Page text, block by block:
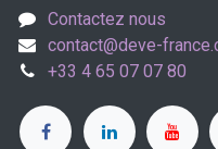
Contactez nous
contact@deve-
+33 4 65 07 07 80